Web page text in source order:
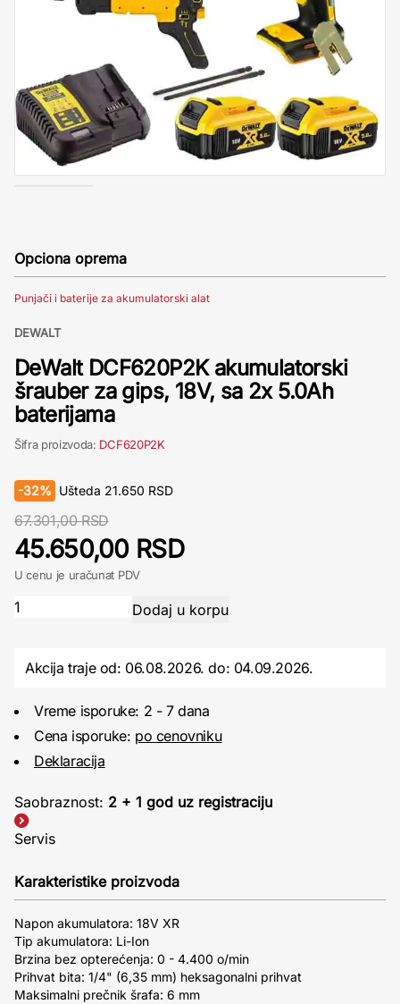
Opciona oprema
Punjači i baterije za akumulatorski alat
DEWALT
DeWalt DCF620P2K akumulatorski
šrauber za gips, 18V, sa 2x 5.0Ah
baterijama
Šifra proizvoda: DCF620P2K
-32% Ušteda 21.650 RSD
67.301,00 RSD
45.650,00 RSD
U cenu je uračunat PDV
Akcija traje od: 06.08.2026.do: 04.09.2026.
Vreme isporuke: 2 - 7 dana
Cena isporuke: po cenovniku
Deklaracija
Saobraznost: 2 + 1 god uz registraciju
Servis
Karakteristike proizvoda
Napon akumulatora: 18V XR
Tip akumulatora: Li-Ion
Brzina bez opterećenja: 0 - 4.400 o/min
Prihvat bita: 1/4" (6,35 mm) heksagonalni prihvat
Maksimalni prečnik šrafa: 6 mm